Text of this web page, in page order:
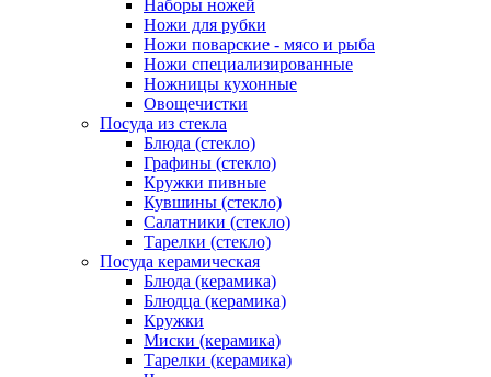
Наборы ножей
Ножи для рубки
Ножи поварские - мясо и рыба
Ножи специализированные
Ножницы кухонные
Овощечистки
Посуда из стекла
Блюда (стекло)
Графины (стекло)
Кружки пивные
Кувшины (стекло)
Салатники (стекло)
Тарелки (стекло)
Посуда керамическая
Блюда (керамика)
Блюдца (керамика)
Кружки
Миски (керамика)
Тарелки (керамика)